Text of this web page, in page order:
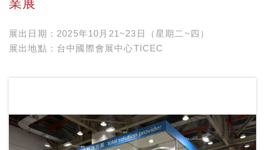
業展
展出日期：2025年10月21~23日（星期二~四）
展出地點：台中國際會展中心TICEC